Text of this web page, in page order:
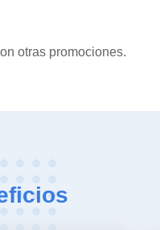
otras promociones.